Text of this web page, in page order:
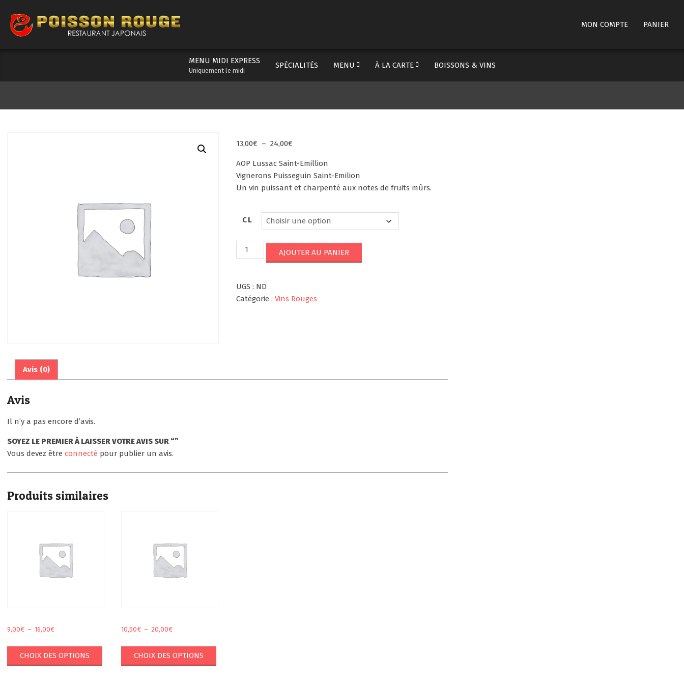
content
MON COMPTE PANIER
Secondary
Navigation
MENU MIDI EXPRESS
Uniquement le midi
SPÉCIALITÉS MENU À LA CARTE BOISSONS & VINS
13,00€ – 24,00€
prix :
13,00€
à
AOP Lussac Saint-Emillion
Vignerons Puisseguin Saint-Emilion
Un vin puissant et charpenté aux notes de fruits mûrs.
CL
quantité
de
Giraudon
AJOUTER AU PANIER
UGS : ND
Catégorie :Vins Rouges
Avis (0)
Avis
Il n’y a pas encore d’avis.
SOYEZ LE PREMIER À LAISSER VOTRE AVIS SUR “”
Vous devez être connecté pour publier un avis.
Produits similaires
9,00€ – 16,00€Plage
prix :
9,00€
CHOIX DES OPTIONS
Ce
a
10,50€ – 20,00€Plage
prix :
10,50€
CHOIX DES OPTIONS
Ce
a